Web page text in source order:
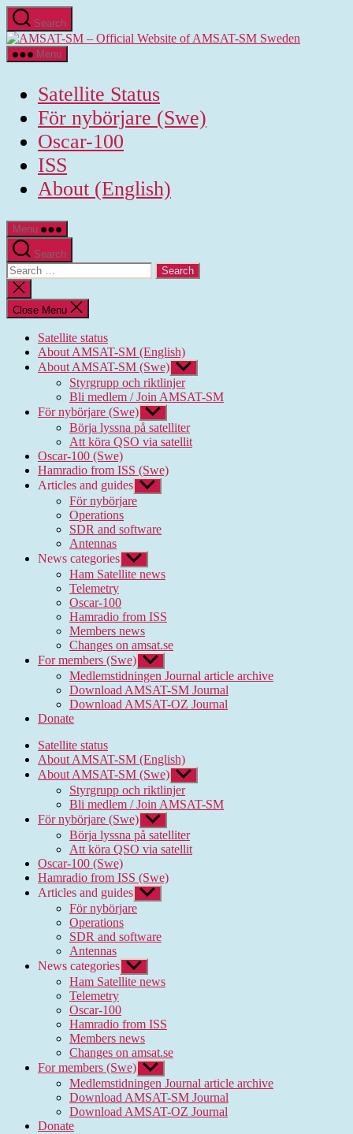
Skip
to
the
content
Search
Menu
Satellite Status
För nybörjare (Swe)
Oscar-100
ISS
About (English)
Menu
Search
Search
for:
Close
search
Close Menu
Satellite status
About AMSAT-SM (English)
About AMSAT-SM (Swe) Show
sub
menu
Styrgrupp och riktlinjer
Bli medlem / Join AMSAT-SM
För nybörjare (Swe) Show
sub
menu
Börja lyssna på satelliter
Att köra QSO via satellit
Oscar-100 (Swe)
Hamradio from ISS (Swe)
Articles and guides Show
sub
För nybörjare
Operations
SDR and software
Antennas
News categories Show
sub
menu
Ham Satellite news
Telemetry
Oscar-100
Hamradio from ISS
Members news
Changes on amsat.se
For members (Swe) Show
sub
menu
Medlemstidningen Journal article archive
Download AMSAT-SM Journal
Download AMSAT-OZ Journal
Donate
Satellite status
About AMSAT-SM (English)
About AMSAT-SM (Swe) Show
sub
menu
Styrgrupp och riktlinjer
Bli medlem / Join AMSAT-SM
För nybörjare (Swe) Show
sub
menu
Börja lyssna på satelliter
Att köra QSO via satellit
Oscar-100 (Swe)
Hamradio from ISS (Swe)
Articles and guides Show
sub
För nybörjare
Operations
SDR and software
Antennas
News categories Show
sub
menu
Ham Satellite news
Telemetry
Oscar-100
Hamradio from ISS
Members news
Changes on amsat.se
For members (Swe) Show
sub
menu
Medlemstidningen Journal article archive
Download AMSAT-SM Journal
Download AMSAT-OZ Journal
Donate